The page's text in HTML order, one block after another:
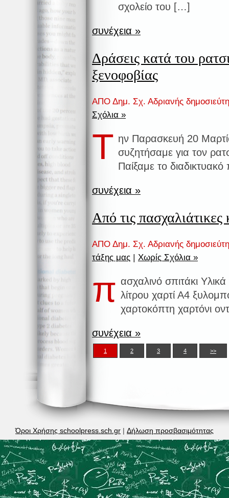
σχολείο του […]
συνέχεια »
Δράσεις κατά του
ξενοφοβίας
ΑΠΟ Δημ. Σχ. Αδριανής
Σχόλια »
Τ ην Παρασκευή 20
συζητήσαμε για τον
Παίξαμε το διαδικτυακό
συνέχεια »
Από τις
ΑΠΟ Δημ. Σχ. Αδριανής
τάξης μας
Χωρίς Σχόλια »
π ασχαλινό σπιτάκι
λίτρου χαρτί Α4
χαρτοκόπτη χαρτόνι
συνέχεια »
1 2 3 4 >>
Όροι Χρήσης schoolpress.sch.gr | Δήλωση προσβασιμότητας